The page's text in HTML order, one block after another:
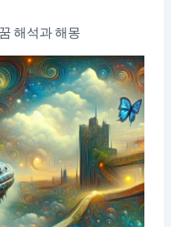
해석과 해몽